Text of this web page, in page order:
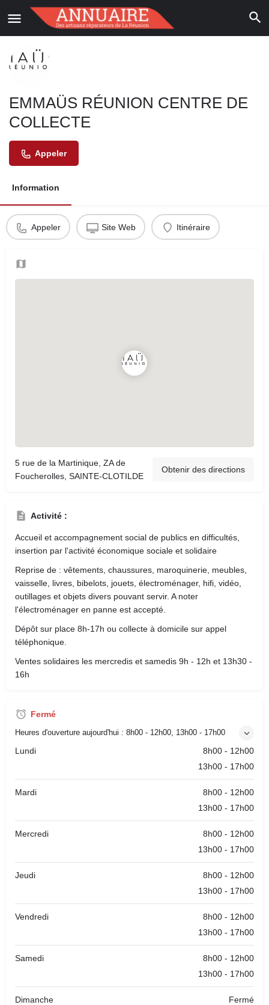
EMMAÜS RÉUNION CENTRE DE
COLLECTE
Appeler
Information
Appeler Site Web Itinéraire
5 rue de la Martinique, ZA de
Foucherolles, SAINTE-CLOTILDE
Obtenir des directions
Activité :
Accueil et accompagnement social de publics en difficultés,
insertion par l'activité économique sociale et solidaire
Reprise de : vêtements, chaussures, maroquinerie, meubles,
vaisselle, livres, bibelots, jouets, électroménager, hifi, vidéo,
outillages et objets divers pouvant servir. A noter
l'électroménager en panne est accepté.
Dépôt sur place 8h-17h ou collecte à domicile sur appel
téléphonique.
Ventes solidaires les mercredis et samedis 9h - 12h et 13h30 -
16h
Fermé
Heures d'ouverture aujourd'hui : 8h00 - 12h00, 13h00 - 17h00
Lundi
8h00 - 12h00
13h00 - 17h00
Mardi
8h00 - 12h00
13h00 - 17h00
Mercredi
8h00 - 12h00
13h00 - 17h00
Jeudi
8h00 - 12h00
13h00 - 17h00
Vendredi
8h00 - 12h00
13h00 - 17h00
Samedi
8h00 - 12h00
13h00 - 17h00
Dimanche Fermé